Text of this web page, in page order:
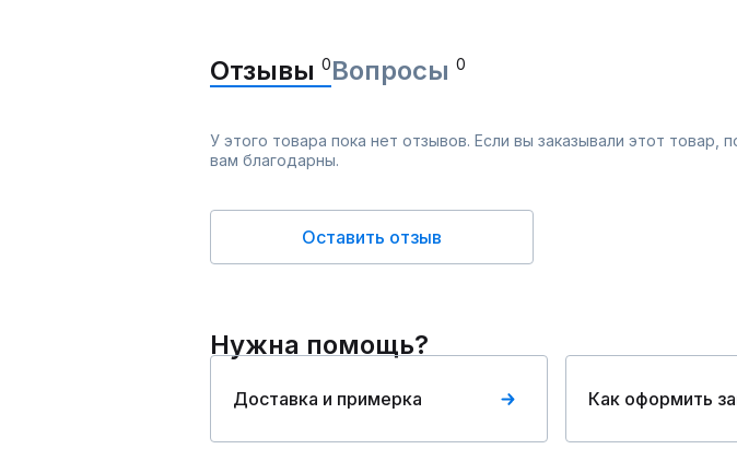
Отзывы 0Вопросы 0
У этого товара пока нет отзывов. Если вы заказывали этот
вам благодарны.
Оставить отзыв
Нужна помощь?
Доставка и примерка Как оформить